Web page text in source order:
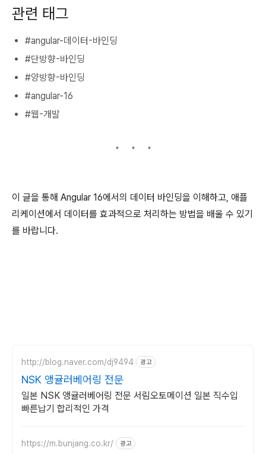
관련 태그
#angular-데이터-바인딩
#단방향-바인딩
#양방향-바인딩
#angular-16
#웹-개발
이 글을 통해 Angular 16에서의 데이터 바인딩을 이해하고, 애플
리케이션에서 데이터를 효과적으로 처리하는 방법을 배울 수 있기
를 바랍니다.
http://blog.naver.com/dj9494 광고
NSK 앵귤러베어링 전문
일본 NSK 앵귤러베어링 전문 서림오토메이션 일본 직수입
빠른납기 합리적인 가격
https://m.bunjang.co.kr/ 광고